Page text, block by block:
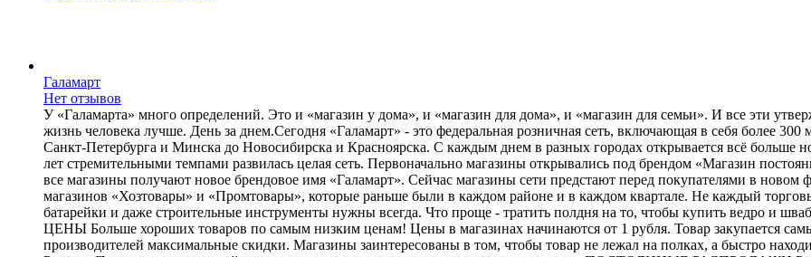
Галамарт
Нет отзывов
У «Галамарта» много определений. Это и «магазин у дома», и «магазин для дома», и «магазин для семьи». И все эти
жизнь человека лучше. День за днем.Сегодня «Галамарт» - это федеральная розничная сеть, включающая в себя более
Санкт-Петербурга и Минска до Новосибирска и Красноярска. С каждым днем в разных городах открывается всё больше
лет стремительными темпами развилась целая сеть. Первоначально магазины открывались под брендом «Магазин
все магазины получают новое брендовое имя «Галамарт». Сейчас магазины сети предстают перед покупателями в
магазинов «Хозтовары» и «Промтовары», которые раньше были в каждом районе и в каждом квартале. Не каждый
батарейки и даже строительные инструменты нужны всегда. Что проще - тратить полдня на то, чтобы купить ведро и
ЦЕНЫ Больше хороших товаров по самым низким ценам! Цены в магазинах начинаются от 1 рубля. Товар закупается
производителей максимальные скидки. Магазины заинтересованы в том, чтобы товар не лежал на полках, а быстро